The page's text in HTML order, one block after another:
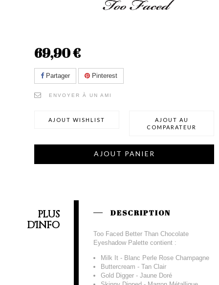
69,90 €
Partager Pinterest
ENVOYER À UN AMI
AJOUT WISHLIST
AJOUT AU
COMPARATEUR
AJOUT PANIER
PLUS
D'INFO
DESCRIPTION
Too Faced Better Than Chocolate
Eyeshadow Palette contient :
Milk It - Blanc Perle Rose Champagne
Buttercream - Tan Clair
Gold Digger - Jaune Doré